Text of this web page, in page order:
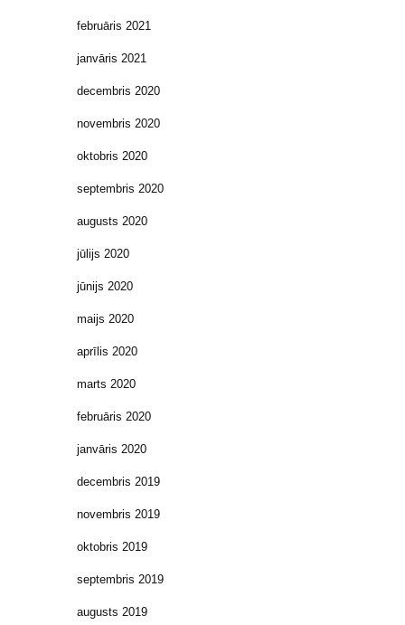
februāris 2021
janvāris 2021
decembris 2020
novembris 2020
oktobris 2020
septembris 2020
augusts 2020
jūlijs 2020
jūnijs 2020
maijs 2020
aprīlis 2020
marts 2020
februāris 2020
janvāris 2020
decembris 2019
novembris 2019
oktobris 2019
septembris 2019
augusts 2019